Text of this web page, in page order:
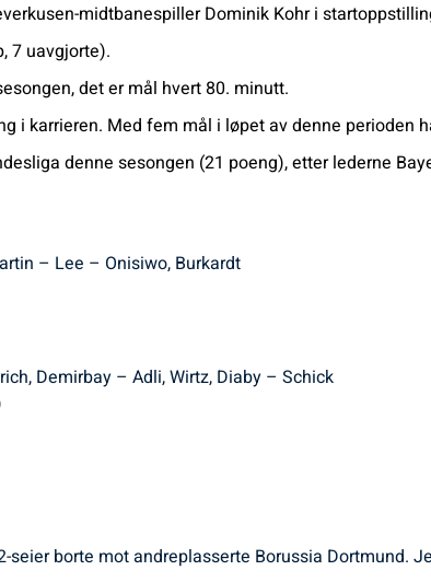
midtbanespiller Dominik Kohr i
7 uavgjorte).
det er mål hvert 80. minutt.
i karrieren. Med fem mål i løpet av denne perioden
denne sesongen (21 poeng), etter lederne
– Lee – Onisiwo, Burkardt
Demirbay – Adli, Wirtz, Diaby – Schick
borte mot andreplasserte Borussia Dortmund.